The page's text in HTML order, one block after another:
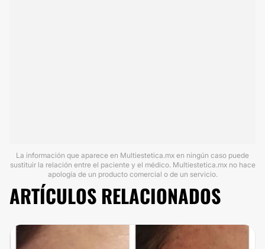
La información que aparece en Multiestetica.mx en ningún caso puede
sustituir la relación entre el paciente y el médico. Multiestetica.mx no hace
apología de un producto comercial o de un servicio.
ARTÍCULOS RELACIONADOS